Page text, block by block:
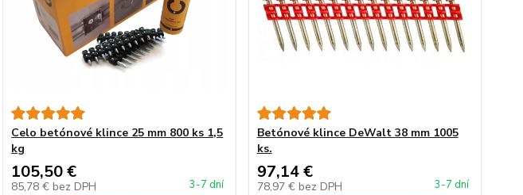
Celo betónové klince 25 mm 800 ks 1,5
kg
105,50 €
85,78 € bez DPH 3-7 dní
Betónové klince DeWalt 38 mm 1005
ks.
97,14 €
78,97 € bez DPH 3-7 dní